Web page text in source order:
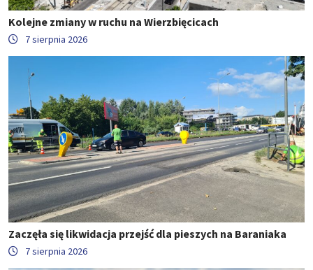
Kolejne zmiany w ruchu na Wierzbięcicach
7 sierpnia 2026
Zaczęła się likwidacja przejść dla pieszych na Baraniaka
7 sierpnia 2026